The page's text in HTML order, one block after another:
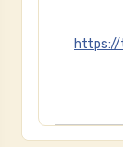
https://